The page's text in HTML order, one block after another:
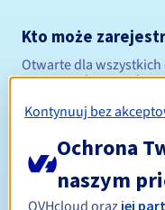
Kto może
Otwarte dla
ograniczeń
Zasady
Okres rejestracji
Kontynuuj bez
Ochrona
naszym
OVHcloud oraz jej